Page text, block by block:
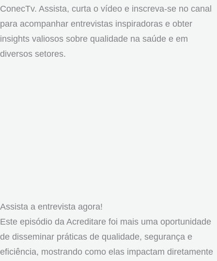
ConecTv. Assista, curta o vídeo e inscreva-se no canal
para acompanhar entrevistas inspiradoras e obter
insights valiosos sobre qualidade na saúde e em
diversos setores.
Assista a entrevista agora!
Este episódio da Acreditare foi mais uma oportunidade
de disseminar práticas de qualidade, segurança e
eficiência, mostrando como elas impactam diretamente